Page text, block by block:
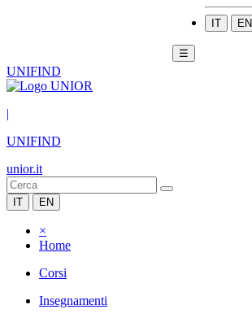
IT EN
☰
UNIFIND
|
UNIFIND
unior.it
IT EN
×
Home
Corsi
Insegnamenti